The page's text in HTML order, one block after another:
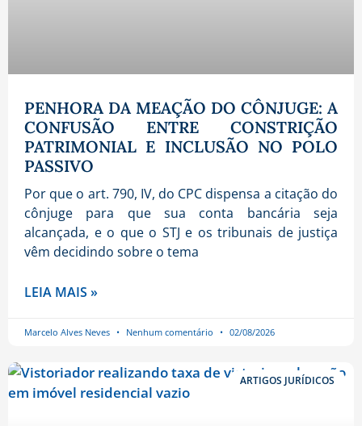
PENHORA DA MEAÇÃO DO CÔNJUGE: A
CONFUSÃO ENTRE CONSTRIÇÃO
PATRIMONIAL E INCLUSÃO NO POLO
PASSIVO
Por que o art. 790, IV, do CPC dispensa a citação do
cônjuge para que sua conta bancária seja
alcançada, e o que o STJ e os tribunais de justiça
vêm decidindo sobre o tema
LEIA MAIS »
Marcelo Alves Neves Nenhum comentário 02/08/2026
ARTIGOS JURÍDICOS